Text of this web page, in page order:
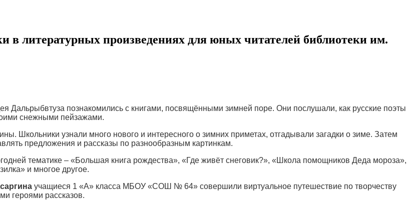
в литературных произведениях для юных читателей библиотеки им.
Дальрыбвтуза познакомились с книгами, посвящёнными зимней поре. Они послушали, как русские поэты
снежными пейзажами.
Школьники узнали много нового и интересного о зимних приметах, отгадывали загадки о зиме. Затем
предложения и рассказы по разнообразным картинкам.
тематике – «Большая книга рождества», «Где живёт снеговик?», «Школа помощников Деда мороза»,
и многое другое.
учащиеся 1 «А» класса МБОУ «СОШ № 64» совершили виртуальное путешествие по творчеству
героями рассказов.